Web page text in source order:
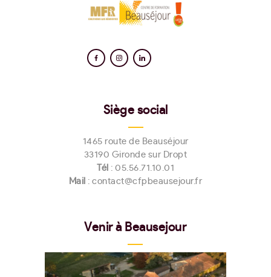
Siège social
1465 route de Beauséjour
33190 Gironde sur Dropt
Tél : 05.56.71.10.01
Mail : contact@cfpbeausejour.fr
Venir à Beausejour